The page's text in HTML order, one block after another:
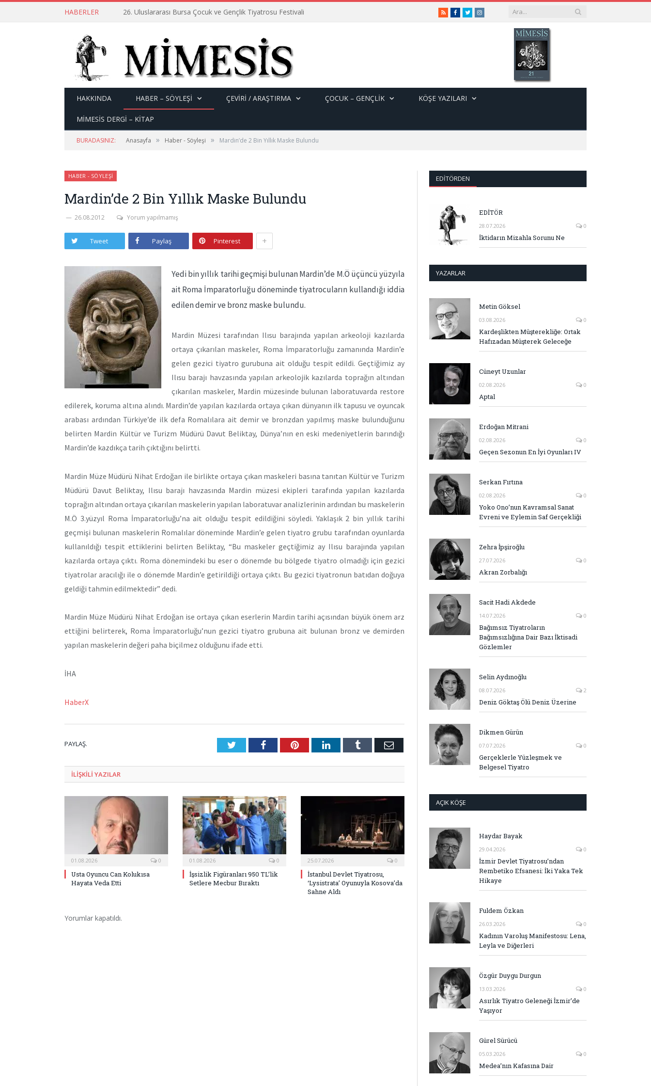
HABERLER 26. Uluslararası Bursa Çocuk ve Gençlik Tiyatrosu Festivali RSSFacebook
TwitterInstagram
HAKKINDA HABER – SÖYLEŞI ÇEVİRİ / ARAŞTIRMA ÇOCUK – GENÇLIK KÖŞE YAZILARI
MİMESİS DERGİ – KİTAP
BURADASINIZ: Anasayfa » Haber - Söyleşi » Mardin’de 2 Bin Yıllık Maske Bulundu
HABER - SÖYLEŞI
Mardin’de 2 Bin Yıllık Maske Bulundu
26.08.2012 Yorum yapılmamış
Tweet Paylaş Pinterest +
Yedi bin yıllık tarihi geçmişi bulunan Mardin’de M.Ö üçüncü yüzyıla
ait Roma İmparatorluğu döneminde tiyatrocuların kullandığı iddia
edilen demir ve bronz maske bulundu.
Mardin Müzesi tarafından Ilısu barajında yapılan arkeoloji kazılarda
ortaya çıkarılan maskeler, Roma İmparatorluğu zamanında Mardin’e
gelen gezici tiyatro gurubuna ait olduğu tespit edildi. Geçtiğimiz ay
Ilısu barajı havzasında yapılan arkeolojik kazılarda toprağın altından
çıkarılan maskeler, Mardin müzesinde bulunan laboratuvarda restore
edilerek, koruma altına alındı. Mardin’de yapılan kazılarda ortaya çıkan dünyanın ilk tapusu ve oyuncak
arabası ardından Türkiye’de ilk defa Romalılara ait demir ve bronzdan yapılmış maske bulunduğunu
belirten Mardin Kültür ve Turizm Müdürü Davut Beliktay, Dünya’nın en eski medeniyetlerin barındığı
Mardin’de kazdıkça tarih çıktığını belirtti.
Mardin Müze Müdürü Nihat Erdoğan ile birlikte ortaya çıkan maskeleri basına tanıtan Kültür ve Turizm
Müdürü Davut Beliktay, Ilısu barajı havzasında Mardin müzesi ekipleri tarafında yapılan kazılarda
toprağın altından ortaya çıkarılan maskelerin yapılan laboratuvar analizlerinin ardından bu maskelerin
M.Ö 3.yüzyıl Roma İmparatorluğu’na ait olduğu tespit edildiğini söyledi. Yaklaşık 2 bin yıllık tarihi
geçmişi bulunan maskelerin Romalılar döneminde Mardin’e gelen tiyatro grubu tarafından oyunlarda
kullanıldığı tespit ettiklerini belirten Beliktay, “Bu maskeler geçtiğimiz ay Ilısu barajında yapılan
kazılarda ortaya çıktı. Roma dönemindeki bu eser o dönemde bu bölgede tiyatro olmadığı için gezici
tiyatrolar aracılığı ile o dönemde Mardin’e getirildiği ortaya çıktı. Bu gezici tiyatronun batıdan doğuya
geldiği tahmin edilmektedir” dedi.
Mardin Müze Müdürü Nihat Erdoğan ise ortaya çıkan eserlerin Mardin tarihi açısından büyük önem arz
ettiğini belirterek, Roma İmparatorluğu’nun gezici tiyatro grubuna ait bulunan bronz ve demirden
yapılan maskelerin değeri paha biçilmez olduğunu ifade etti.
İHA
HaberX
PAYLAŞ. TwitterFacebookPinterestLinkedInTumblr E-
ILIŞKILI YAZILAR
01.08.2026 0
Usta Oyuncu Can Kolukısa
Hayata Veda Etti
01.08.2026 0
İşsizlik Figüranları 950 TL’lik
Setlere Mecbur Bıraktı
25.07.2026 0
İstanbul Devlet Tiyatrosu,
‘Lysistrata’ Oyunuyla Kosova’da
Sahne Aldı
Yorumlar kapatıldı.
EDITÖRDEN
EDİTÖR
28.07.2026 0
İktidarın Mizahla Sorunu Ne
YAZARLAR
Metin Göksel
03.08.2026 0
Kardeşlikten Müşterekliğe: Ortak
Hafızadan Müşterek Geleceğe
Cüneyt Uzunlar
02.08.2026 0
Aptal
Erdoğan Mitrani
02.08.2026 0
Geçen Sezonun En İyi Oyunları IV
Serkan Fırtına
02.08.2026 0
Yoko Ono’nun Kavramsal Sanat
Evreni ve Eylemin Saf Gerçekliği
Zehra İpşiroğlu
27.07.2026 0
Akran Zorbalığı
Sacit Hadi Akdede
14.07.2026 0
Bağımsız Tiyatroların
Bağımsızlığına Dair Bazı İktisadi
Gözlemler
Selin Aydınoğlu
08.07.2026 2
Deniz Göktaş Ölü Deniz Üzerine
Dikmen Gürün
07.07.2026 0
Gerçeklerle Yüzleşmek ve
Belgesel Tiyatro
AÇIK KÖŞE
Haydar Bayak
29.04.2026 0
İzmir Devlet Tiyatrosu’ndan
Rembetiko Efsanesi: İki Yaka Tek
Hikaye
Fuldem Özkan
26.03.2026 0
Kadının Varoluş Manifestosu: Lena,
Leyla ve Diğerleri
Özgür Duygu Durgun
13.03.2026 0
Asırlık Tiyatro Geleneği İzmir’de
Yaşıyor
Gürel Sürücü
05.03.2026 0
Medea’nın Kafasına Dair